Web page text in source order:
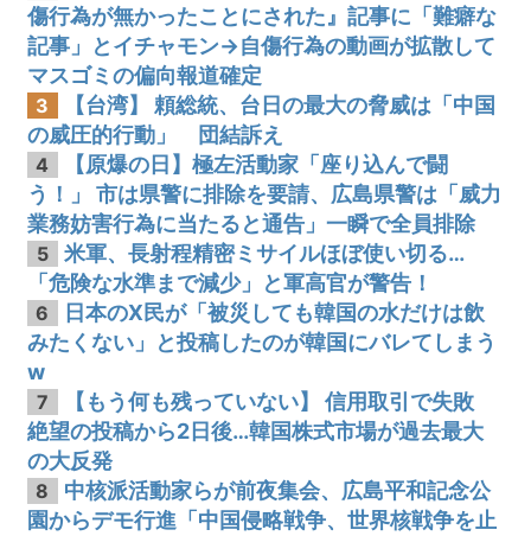
傷行為が無かったことにされた』記事に「難癖な
記事」とイチャモン→自傷行為の動画が拡散して
マスゴミの偏向報道確定
3
【台湾】 頼総統、台日の最大の脅威は「中国
の威圧的行動」 団結訴え
4
【原爆の日】極左活動家「座り込んで闘
う！」 市は県警に排除を要請、広島県警は「威力
業務妨害行為に当たると通告」一瞬で全員排除
5
米軍、長射程精密ミサイルほぼ使い切る…
「危険な水準まで減少」と軍高官が警告！
6
日本のX民が「被災しても韓国の水だけは飲
みたくない」と投稿したのが韓国にバレてしまう
w
7
【もう何も残っていない】 信用取引で失敗
絶望の投稿から2日後…韓国株式市場が過去最大
の大反発
8
中核派活動家らが前夜集会、広島平和記念公
園からデモ行進「中国侵略戦争、世界核戦争を止